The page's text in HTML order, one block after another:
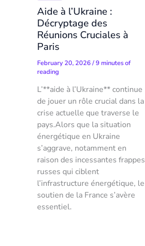
Aide à l’Ukraine :
Décryptage des
Réunions Cruciales à
Paris
February 20, 2026/9 minutes of
reading
L’**aide à l’Ukraine** continue
de jouer un rôle crucial dans la
crise actuelle que traverse le
pays.Alors que la situation
énergétique en Ukraine
s’aggrave, notamment en
raison des incessantes frappes
russes qui ciblent
l’infrastructure énergétique, le
soutien de la France s’avère
essentiel.